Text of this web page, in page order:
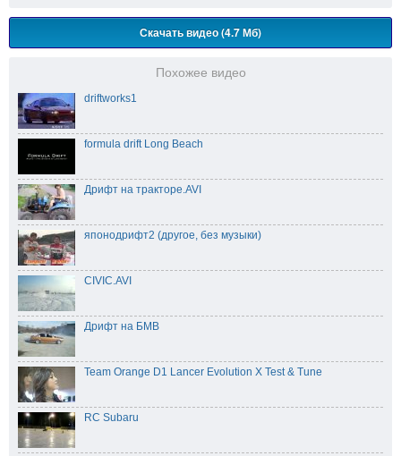
Скачать видео (4.7 Мб)
Похожее видео
driftworks1
formula drift Long Beach
Дрифт на тракторе.AVI
японодрифт2 (другое, без музыки)
CIVIC.AVI
Дрифт на БМВ
Team Orange D1 Lancer Evolution X Test & Tune
RC Subaru